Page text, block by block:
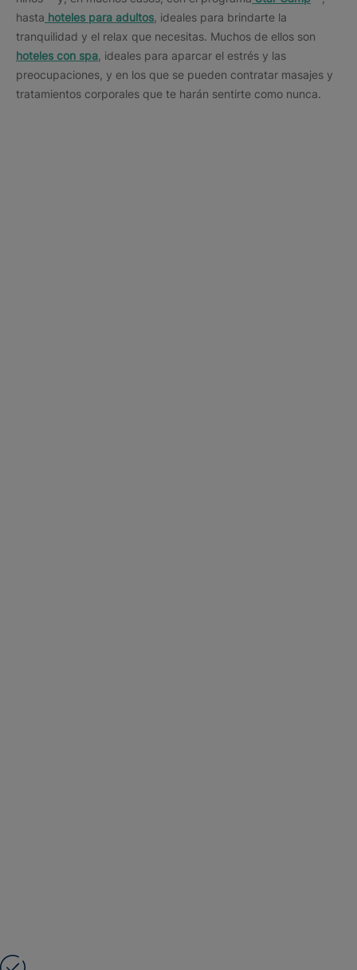
hasta hoteles para adultos , ideales para brindarte la
tranquilidad y el relax que necesitas. Muchos de ellos son
hoteles con spa , ideales para aparcar el estrés y las
preocupaciones, y en los que se pueden contratar masajes y
tratamientos corporales que te harán sentirte como nunca.